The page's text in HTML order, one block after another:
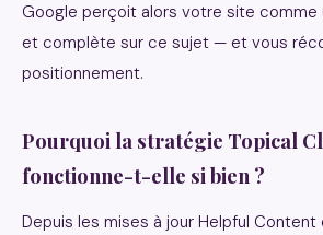
Google perçoit alors votre site comme
et complète sur ce sujet — et vous
positionnement.
Pourquoi la stratégie Topical
fonctionne-t-elle si bien ?
Depuis les mises à jour Helpful